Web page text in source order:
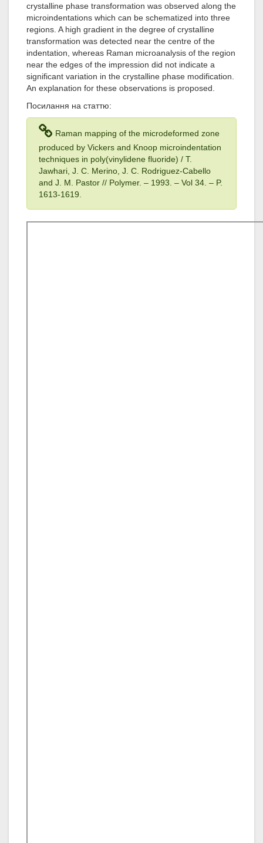
crystalline phase transformation was observed along the
microindentations which can be schematized into three
regions. A high gradient in the degree of crystalline
transformation was detected near the centre of the
indentation, whereas Raman microanalysis of the region
near the edges of the impression did not indicate a
significant variation in the crystalline phase modification.
An explanation for these observations is proposed.
Посилання на статтю:
Raman mapping of the microdeformed zone
produced by Vickers and Knoop microindentation
techniques in poly(vinylidene fluoride) / T.
Jawhari, J. C. Merino, J. C. Rodriguez-Cabello
and J. M. Pastor // Polymer. – 1993 . – Vol 34 . – P.
1613-1619.